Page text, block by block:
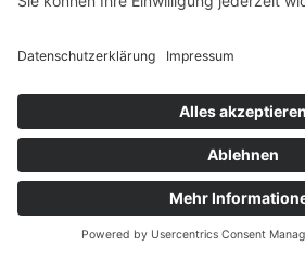
Diese Seite nutzt zur
von Google bereitgestellt
Fonts sind lokal installiert.
Servern von Google findet
Weitere Informationen zu
https://
in der Datenschutzerklärung